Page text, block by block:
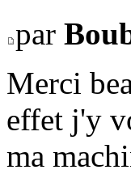
par
Merci
effet j'y
ma